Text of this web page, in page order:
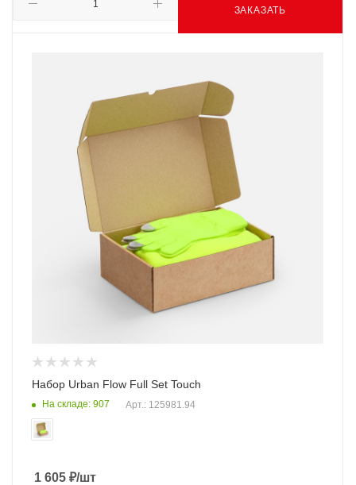
ЗАКАЗАТЬ
Набор Urban Flow Full Set Touch
На складе: 907 Арт.: 125981.94
1 605 ₽/шт